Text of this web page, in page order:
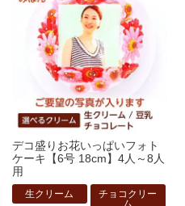
デコ盛りお花いっぱいフォト
ケーキ【6号 18cm】4人～8人
用
生クリーム
チョコクリー
ム